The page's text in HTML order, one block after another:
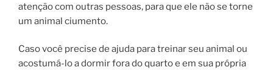
atenção com outras pessoas, para que ele não se torne
um animal ciumento.
Caso você precise de ajuda para treinar seu animal ou
acostumá-lo a dormir fora do quarto e em sua própria